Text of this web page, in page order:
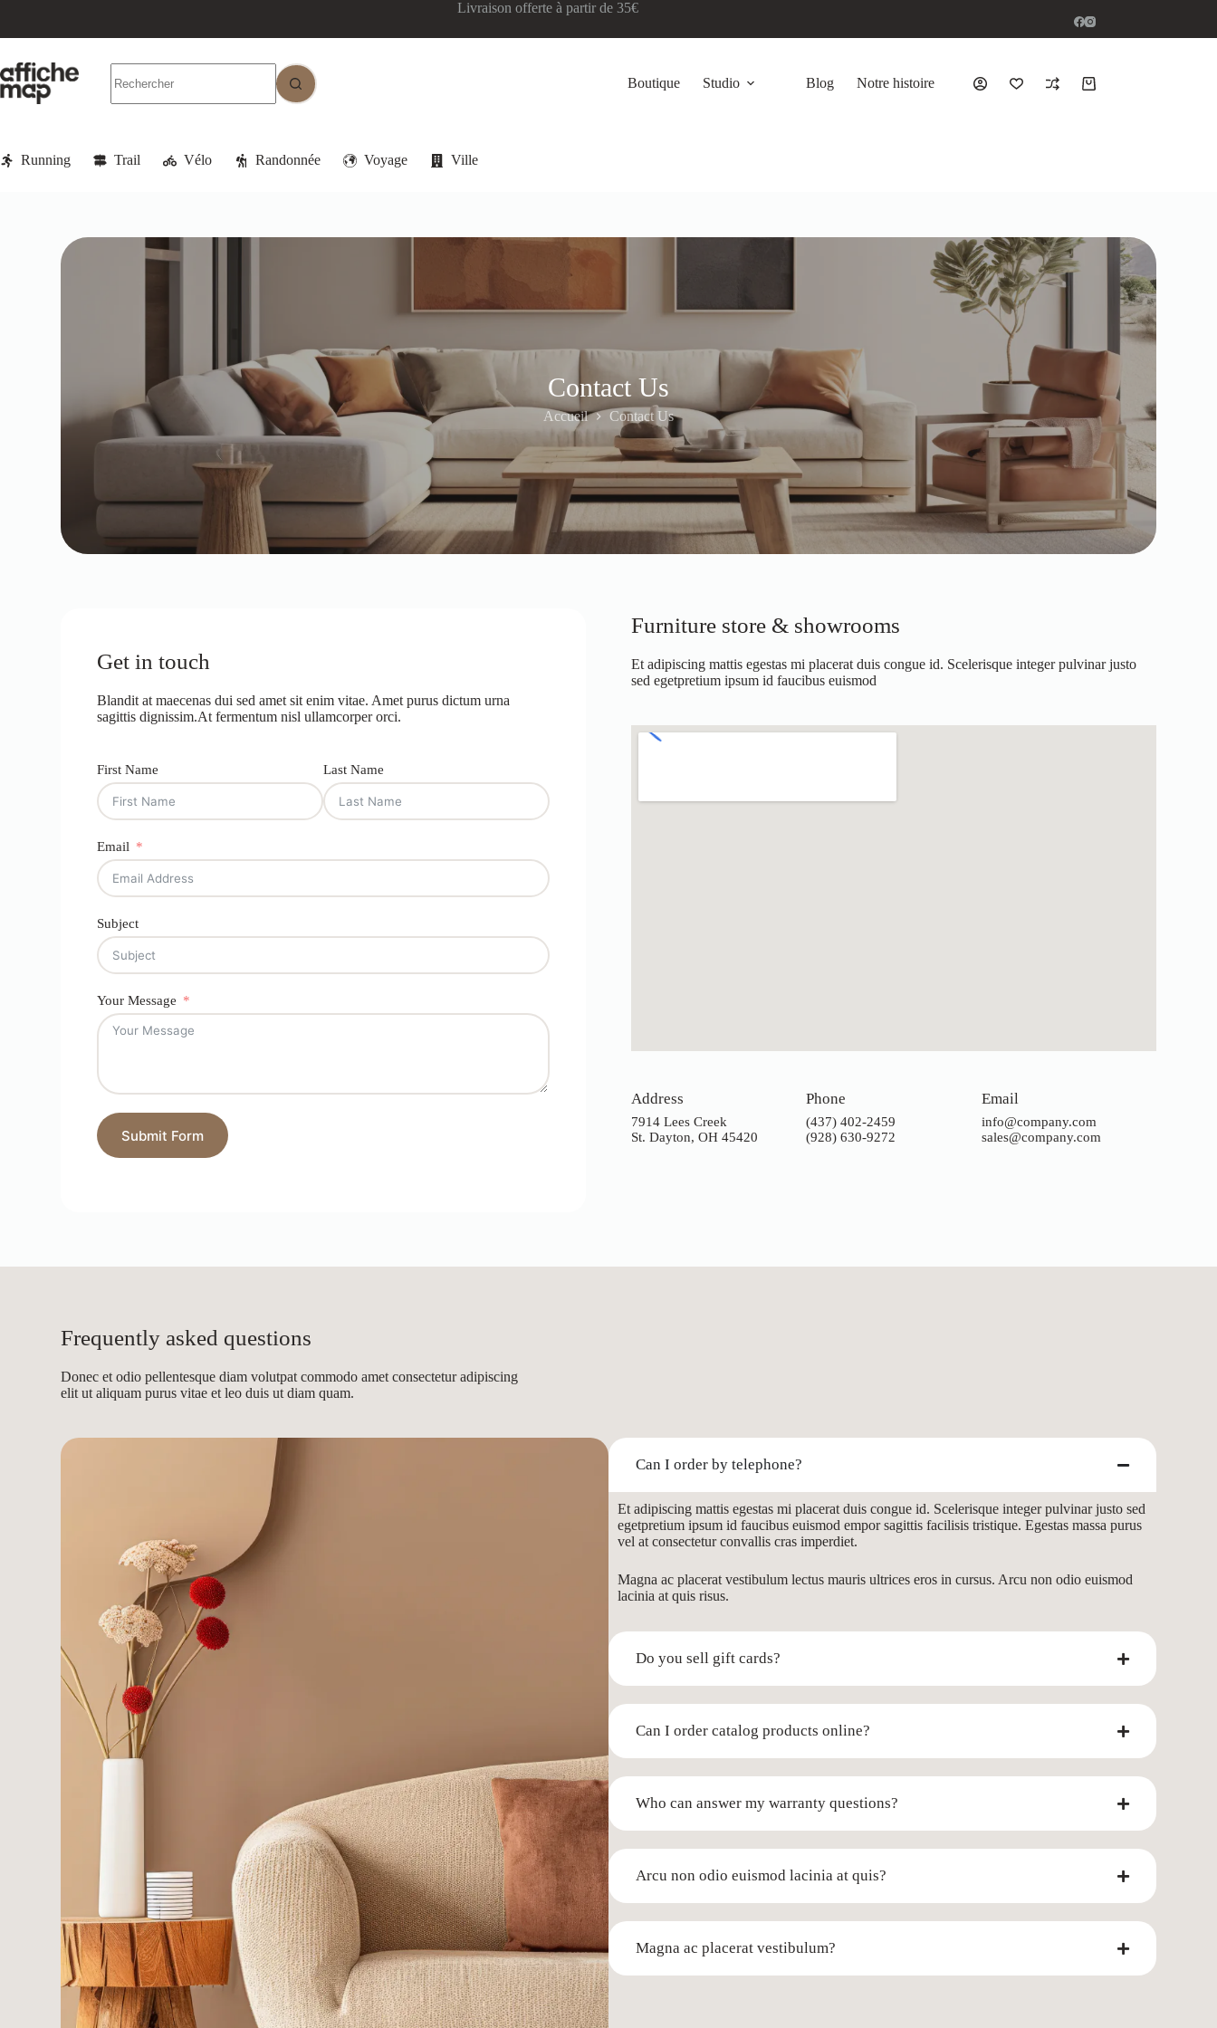
Livraison offerte à partir de 35€
Boutique Studio Blog Notre histoire
Running Trail Vélo Randonnée Voyage Ville
Contact Us​
Accueil Contact Us
Get in touch
Blandit at maecenas dui sed amet sit enim vitae. Amet purus dictum urna
sagittis dignissim.At fermentum nisl ullamcorper orci.
First Name Last Name
Email
Subject
Your Message
Submit Form
Furniture store & showrooms
Et adipiscing mattis egestas mi placerat duis congue id. Scelerisque integer pulvinar justo
sed egetpretium ipsum id faucibus euismod
Address
7914 Lees Creek
St. Dayton, OH 45420
Phone
(437) 402-2459
(928) 630-9272
Email
info@company.com
sales@company.com
Frequently asked questions
Donec et odio pellentesque diam volutpat commodo amet consectetur adipiscing
elit ut aliquam purus vitae et leo duis ut diam quam.
Can I order by telephone?
Et adipiscing mattis egestas mi placerat duis congue id. Scelerisque integer pulvinar justo sed
egetpretium ipsum id faucibus euismod empor sagittis facilisis tristique. Egestas massa purus
vel at consectetur convallis cras imperdiet.
Magna ac placerat vestibulum lectus mauris ultrices eros in cursus. Arcu non odio euismod
lacinia at quis risus.
Do you sell gift cards?
Can I order catalog products online?
Who can answer my warranty questions?
Arcu non odio euismod lacinia at quis?
Magna ac placerat vestibulum?